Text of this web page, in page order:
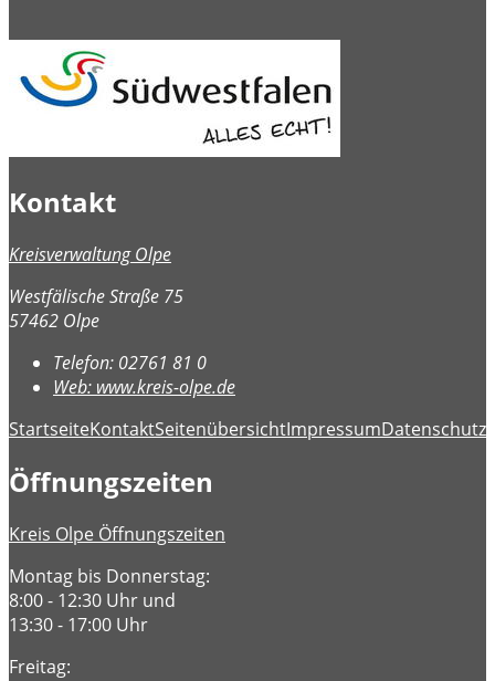
Kontakt
Kreisverwaltung Olpe
Westfälische Straße 75
57462 Olpe
Telefon: 02761 81 0
Web: www.kreis-olpe.de
StartseiteKontaktSeitenübersichtImpressumDatenschutz
Öffnungszeiten
Kreis Olpe Öffnungszeiten
Montag bis Donnerstag:
8:00 - 12:30 Uhr und
13:30 - 17:00 Uhr
Freitag: